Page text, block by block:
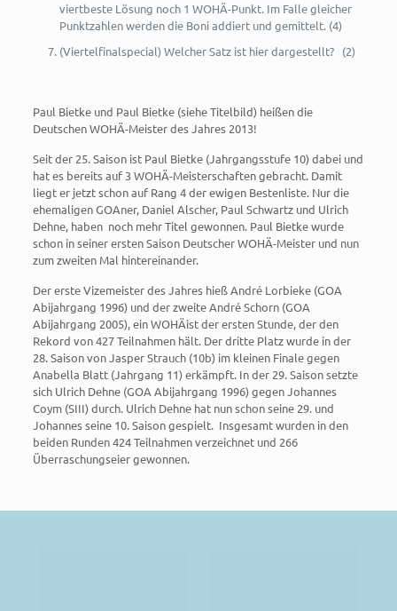
viertbeste Lösung noch 1 WOHÄ-Punkt. Im Falle gleicher
Punktzahlen werden die Boni addiert und gemittelt. (4)
(Viertelfinalspecial) Welcher Satz ist hier dargestellt? (2)
Paul Bietke und Paul Bietke (siehe Titelbild) heißen die
Deutschen WOHÄ-Meister des Jahres 2013!
Seit der 25. Saison ist Paul Bietke (Jahrgangsstufe 10) dabei und
hat es bereits auf 3 WOHÄ-Meisterschaften gebracht. Damit
liegt er jetzt schon auf Rang 4 der ewigen Bestenliste. Nur die
ehemaligen GOAner, Daniel Alscher, Paul Schwartz und Ulrich
Dehne, haben noch mehr Titel gewonnen. Paul Bietke wurde
schon in seiner ersten Saison Deutscher WOHÄ-Meister und nun
zum zweiten Mal hintereinander.
Der erste Vizemeister des Jahres hieß André Lorbieke (GOA
Abijahrgang 1996) und der zweite André Schorn (GOA
Abijahrgang 2005), ein WOHÄist der ersten Stunde, der den
Rekord von 427 Teilnahmen hält. Der dritte Platz wurde in der
28. Saison von Jasper Strauch (10b) im kleinen Finale gegen
Anabella Blatt (Jahrgang 11) erkämpft. In der 29. Saison setzte
sich Ulrich Dehne (GOA Abijahrgang 1996) gegen Johannes
Coym (SIII) durch. Ulrich Dehne hat nun schon seine 29. und
Johannes seine 10. Saison gespielt. Insgesamt wurden in den
beiden Runden 424 Teilnahmen verzeichnet und 266
Überraschungseier gewonnen.